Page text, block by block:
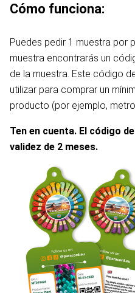
Cómo funciona:
Puedes pedir 1 muestra por
muestra encontrarás un
de la muestra. Este código
utilizar para comprar un
producto (por ejemplo,
Ten en cuenta. El código
validez de 2 meses.